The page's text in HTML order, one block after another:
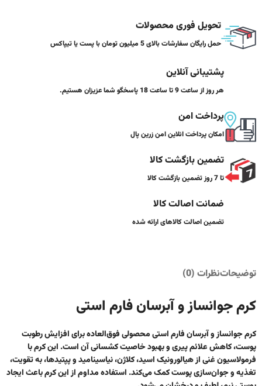
تحویل فوری محصولات
حمل رایگان سفارشات بالای 5 میلیون تومان با پست یا تیپاکس
پشتیبانی آنلاین
هر روز از ساعت 9 تا ساعت 18 پاسخگو شما عزیزان هستیم.
پرداخت امن
امکان پرداخت انلاین امن زرین پال
تضمین بازگشت کالا
تا 7 روز تضمین بازگشت کالا
ضمانت اصالت کالا
تضمین اصالت کالاهای ارائه شده
توضیحاتنظرات (0)
کرم جوانساز و آبرسان فارم استی
کرم جوانساز و آبرسان فارم استیمحصولی فوق‌العاده برای افزایش رطوبت
پوست، کاهش علائم پیری و بهبود خاصیت کشسانی آن است. این کرم با
فرمولاسیون غنی ازهیالورونیک اسید،کلاژن،نیاسینامیدوپپتیدها، به تقویت،
تغذیه و جوان‌سازی پوست کمک می‌کند. استفاده مداوم از این کرم باعث ایجاد